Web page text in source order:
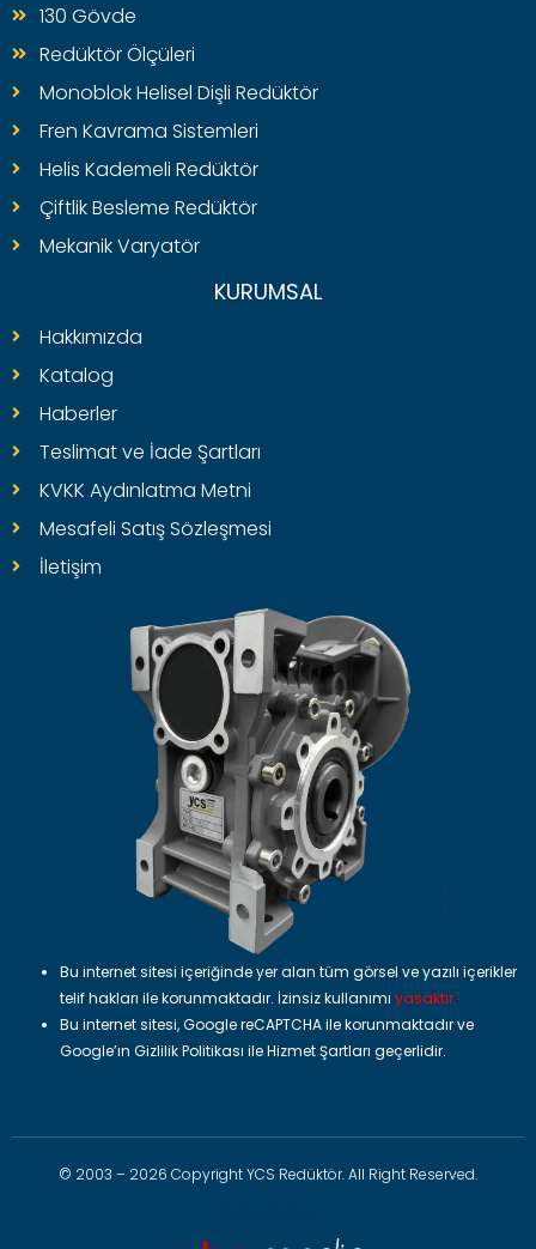
130 Gövde
Redüktör Ölçüleri
Monoblok Helisel Dişli Redüktör
Fren Kavrama Sistemleri
Helis Kademeli Redüktör
Çiftlik Besleme Redüktör
Mekanik Varyatör
KURUMSAL
Hakkımızda
Katalog
Haberler
Teslimat ve İade Şartları
KVKK Aydınlatma Metni
Mesafeli Satış Sözleşmesi
İletişim
Bu internet sitesi içeriğinde yer alan tüm görsel ve yazılı içerikler
telif hakları ile korunmaktadır. İzinsiz kullanımı yasaktır.
Bu internet sitesi, Google reCAPTCHA ile korunmaktadır ve
Google’ın Gizlilik Politikası ileHizmet Şartları geçerlidir.
© 2003 – 2026 Copyright YCS Redüktör. All Right Reserved.